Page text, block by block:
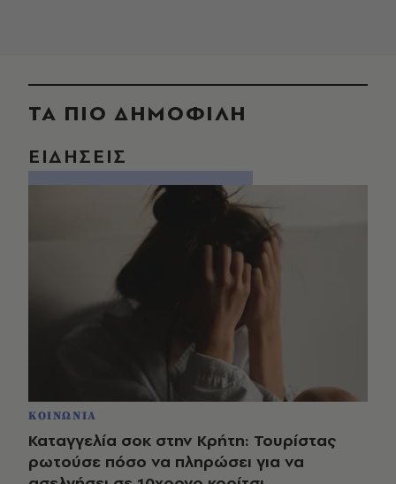
ΤΑ ΠΙΟ ΔΗΜΟΦΙΛΗ
ΕΙΔΗΣΕΙΣ
ΚΟΙΝΩΝΙΑ
Καταγγελία σοκ στην Κρήτη: Τουρίστας
ρωτούσε πόσο να πληρώσει για να